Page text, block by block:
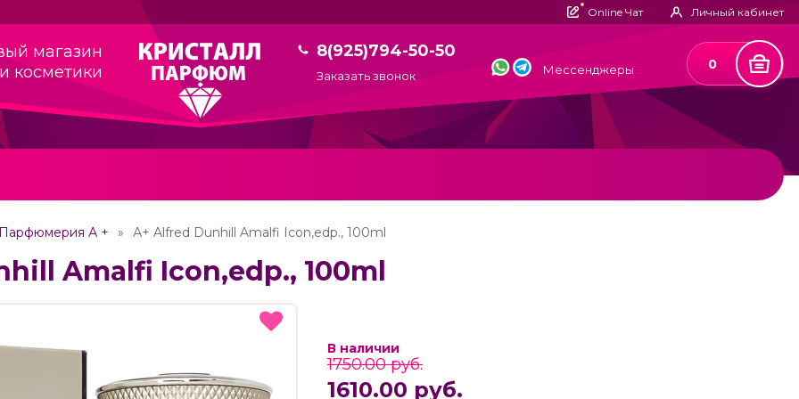
Online Чат Личный кабинет
магазин
косметики
8(925)794-50-50
Заказать звонок Мессенджеры 0
Парфюмерия А + А+ Alfred Dunhill Amalfi Icon,edp., 100ml
Amalfi Icon,edp., 100ml
В наличии
1750.00 руб.
1610.00 руб.